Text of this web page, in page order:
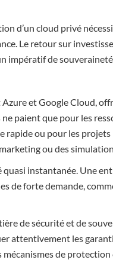
d’un cloud privé
Le retour sur
impératif de
et Google Cloud,
paient que pour les
rapide ou pour les
ou des
instantanée. Une
de forte demande,
de sécurité et de
attentivement les
de protection